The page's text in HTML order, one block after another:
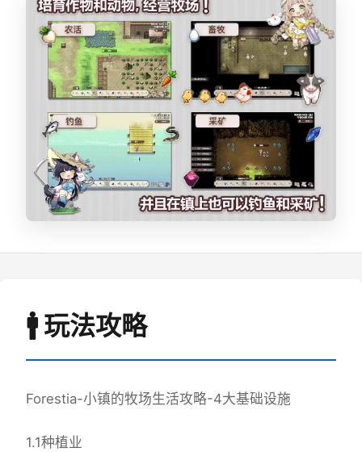
🚹 玩法攻略
Forestia-小镇的牧场生活攻略-4大基础设施
1.1种植业